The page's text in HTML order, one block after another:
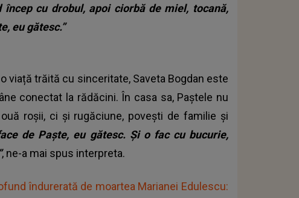
cu drobul, apoi ciorbă de miel, tocană,
eu gătesc.”
viață trăită cu sinceritate, Saveta Bogdan este
conectat la rădăcini. În casa sa, Paștele nu
roșii, ci și rugăciune, povești de familie și
de Paște, eu gătesc. Și o fac cu bucurie,
, ne-a mai spus interpreta.
îndurerată de moartea Marianei Edulescu: